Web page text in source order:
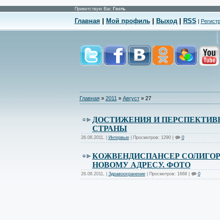
Приветствую Вас Гость
Главная Мой профиль| Выход| RSS |
Главная» 2011 » Август » 27
ДОСТИЖЕНИЯ И
СТРАНЫ
26.08.2011 Интервью| Просмотров: 1290 | 0
КОЖВЕНДИСПАНСЕР
НОВОМУ АДРЕСУ. ФОТО
26.08.2011 Здравоохранение| Просмотров: 1668 | 0